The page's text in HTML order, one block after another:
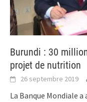
Burundi : 30
projet de nutrition
26 septembre 2019
La Banque Mondiale a